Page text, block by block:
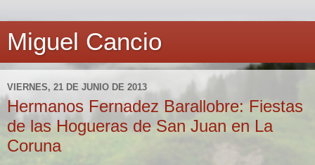
Miguel Cancio
VIERNES, 21 DE JUNIO DE 2013
Hermanos Fernadez Barallobre: Fiestas
de las Hogueras de San Juan en La
Coruna